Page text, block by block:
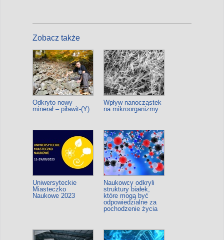
Zobacz także
Odkryto nowy
minerał – piławit-(Y)
Wpływ nanocząstek
na mikroorganizmy
Uniwersyteckie
Miasteczko
Naukowe 2023
Naukowcy odkryli
struktury białek,
które mogą być
odpowiedzialne za
pochodzenie życia